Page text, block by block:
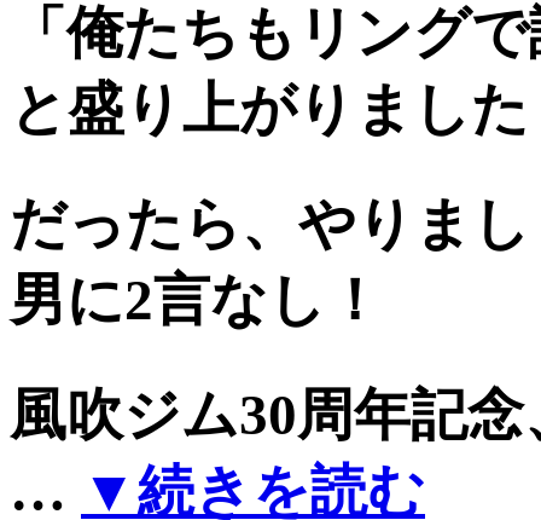
「俺たちもリング
と盛り上がりまし
だったら、やりま
男に2言なし！
風吹ジム30周年記
… ▼続きを読む